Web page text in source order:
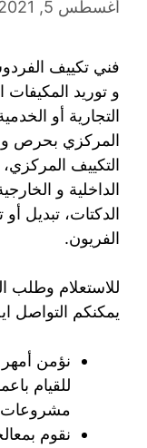
أغسطس 5, 2021
فني تكييف
و توريد المكيفات
التجارية أو
المركزي بحرص و
التكييف
الداخلية و
الدكتات، تبديل أو
الفريون.
للاستعلام وطلب
يمكنكم التواصل
نؤمن أمهر
للقيام
مشروعات
نقوم